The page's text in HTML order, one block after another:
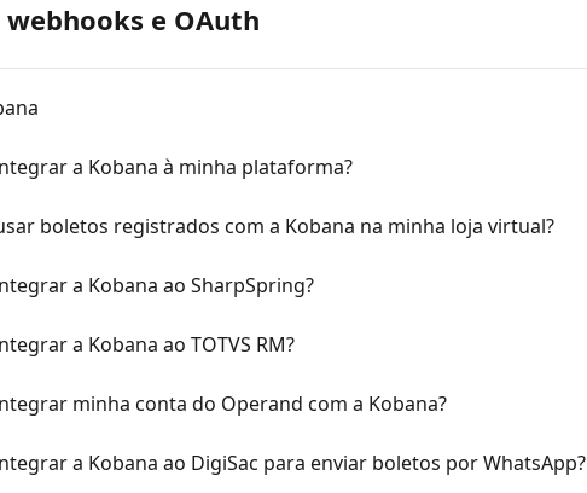
webhooks e OAuth
a Kobana à minha plataforma?
boletos registrados com a Kobana na minha loja virtual?
a Kobana ao SharpSpring?
a Kobana ao TOTVS RM?
minha conta do Operand com a Kobana?
a Kobana ao DigiSac para enviar boletos por WhatsApp?